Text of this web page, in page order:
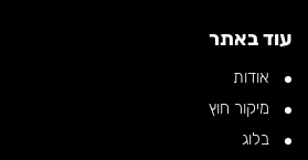
עוד באתר
אודות
מיקור חוץ
בלוג